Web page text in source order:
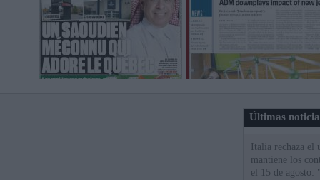
Últimas
Italia rechaza
mantiene los
el 15 de agosto: